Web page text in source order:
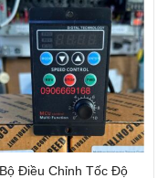
Bộ Điều Chỉnh Tốc Độ